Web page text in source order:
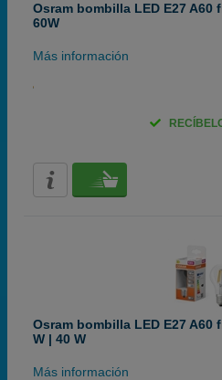
Osram bombilla LED E27 A60
60W
Más información
Osram bombilla LED E27 A60
W | 40 W
Más información